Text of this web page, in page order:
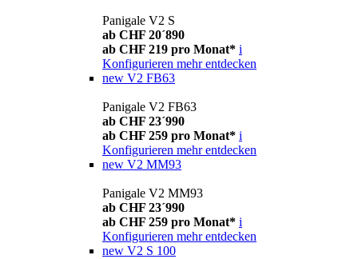
Panigale V2 S
ab CHF 20´890
ab CHF 219 pro Monat* i
Konfigurieren mehr entdecken
new V2 FB63
Panigale V2 FB63
ab CHF 23´990
ab CHF 259 pro Monat* i
Konfigurieren mehr entdecken
new V2 MM93
Panigale V2 MM93
ab CHF 23´990
ab CHF 259 pro Monat* i
Konfigurieren mehr entdecken
new V2 S 100